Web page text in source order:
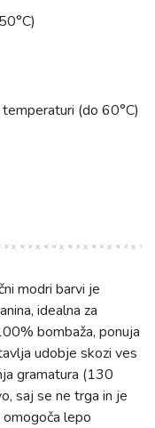
(do 60°C)
modri barvi je
idealna za
bombaža, ponuja
udobje skozi ves
gramatura (130
saj se ne trga in je
lepo